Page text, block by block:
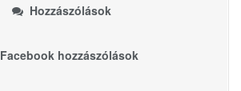
Hozzászólások
Facebook hozzászólások